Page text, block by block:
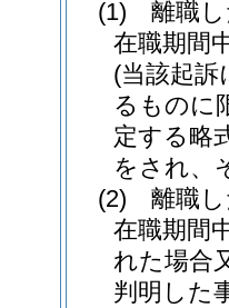
(1)
離職
在職期間
(当該起
るものに
定する略
をされ、
(2)
離職
在職期間
れた場合
判明した